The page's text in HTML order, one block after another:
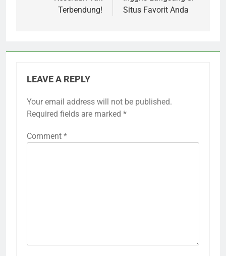
Terbendung!
Situs Favorit Anda
LEAVE A REPLY
Your email address will not be published.
Required fields are marked *
Comment *